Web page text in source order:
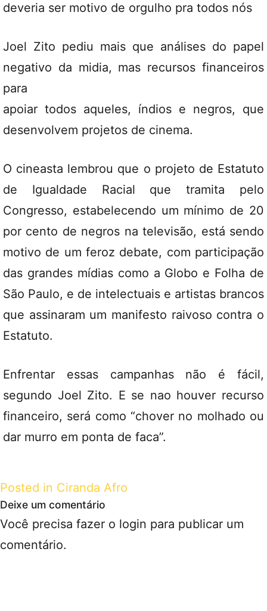
deveria ser motivo de orgulho pra todos nós
Joel Zito pediu mais que análises do papel
negativo da midia, mas recursos financeiros
para
apoiar todos aqueles, índios e negros, que
desenvolvem projetos de cinema.
O cineasta lembrou que o projeto de Estatuto
de Igualdade Racial que tramita pelo
Congresso, estabelecendo um mínimo de 20
por cento de negros na televisão, está sendo
motivo de um feroz debate, com participação
das grandes mídias como a Globo e Folha de
São Paulo, e de intelectuais e artistas brancos
que assinaram um manifesto raivoso contra o
Estatuto.
Enfrentar essas campanhas não é fácil,
segundo Joel Zito. E se nao houver recurso
financeiro, será como “chover no molhado ou
dar murro em ponta de faca”.
Posted in Ciranda Afro
Deixe um comentário
Você precisa fazer o login para publicar um
comentário.